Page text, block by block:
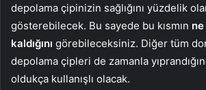
depolama çipinizin sağlığını yüzdelik
gösterebilecek. Bu sayede bu kısmın
kaldığını görebileceksiniz. Diğer tüm
depolama çipleri de zamanla
oldukça kullanışlı olacak.